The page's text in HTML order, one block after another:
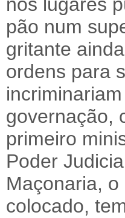
pão num
gritante
ordens para
governação,
primeiro
Poder
Maçonaria,
colocado,